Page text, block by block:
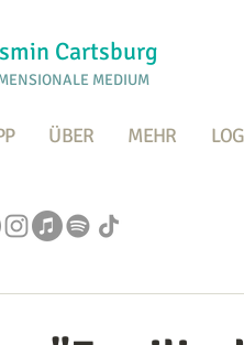
Cartsburg
MEDIUM
ÜBER MEHR